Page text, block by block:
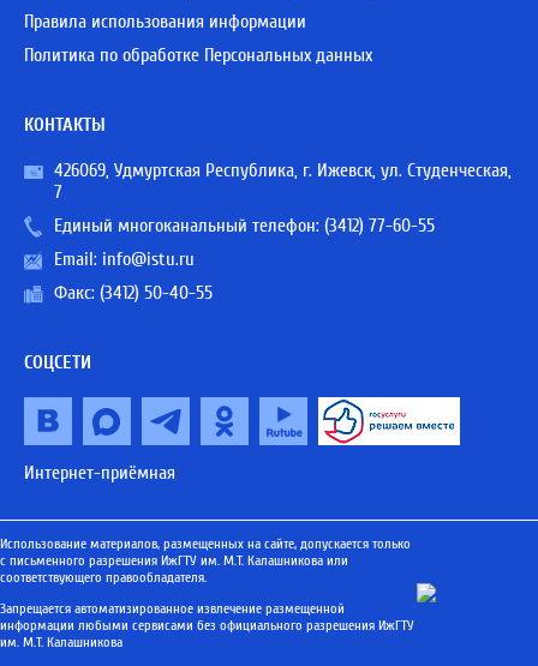
Правила использования информации
Политика по обработке Персональных данных
КОНТАКТЫ
426069, Удмуртская Республика, г. Ижевск, ул. Студенческая,
7
Единый многоканальный телефон: (3412) 77-60-55
Email: info@istu.ru
Факс: (3412) 50-40-55
СОЦСЕТИ
Интернет-приёмная
Использование материалов, размещенных на сайте, допускается только
с письменного разрешения ИжГТУ им. М.Т. Калашникова или
соответствующего правообладателя.
Запрещается автоматизированное извлечение размещенной
информации любыми сервисами без официального разрешения ИжГТУ
им. М.Т. Калашникова